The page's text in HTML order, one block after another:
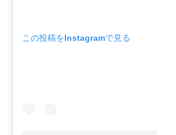
この投稿をInstagramで見る